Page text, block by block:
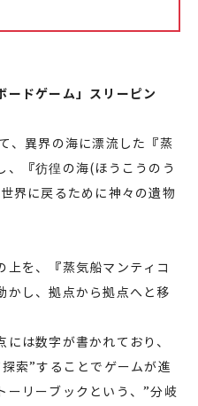
ードゲーム」スリーピン
、異界の海に漂流した『蒸
、『彷徨の海(ほうこうのう
界に戻るために神々の遺物
上を、『蒸気船マンティコ
かし、拠点から拠点へと移
は数字が書かれており、
索”することでゲームが進
ーリーブックという、”分岐